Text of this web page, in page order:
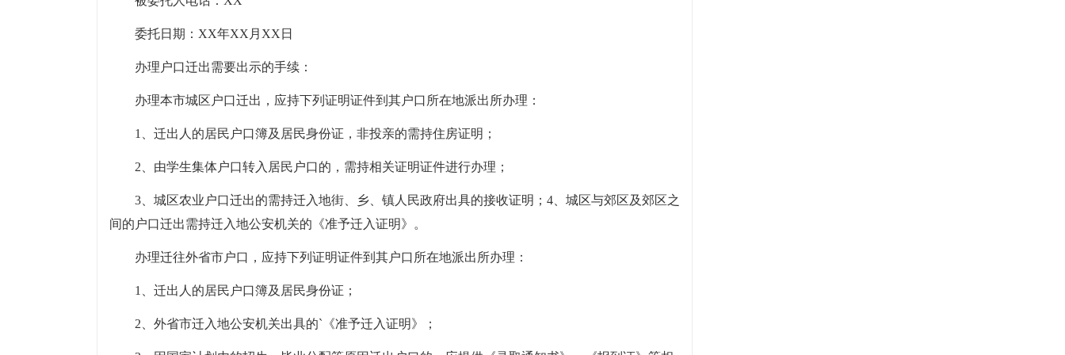
委托日期：XX年XX月XX日
办理户口迁出需要出示的手续：
办理本市城区户口迁出，应持下列证明证件到其户口所在地派出所办理：
1、迁出人的居民户口簿及居民身份证，非投亲的需持住房证明；
2、由学生集体户口转入居民户口的，需持相关证明证件进行办理；
3、城区农业户口迁出的需持迁入地街、乡、镇人民政府出具的接收证明；4、城区与郊区及郊区之
间的户口迁出需持迁入地公安机关的《准予迁入证明》。
办理迁往外省市户口，应持下列证明证件到其户口所在地派出所办理：
1、迁出人的居民户口簿及居民身份证；
2、外省市迁入地公安机关出具的`《准予迁入证明》；